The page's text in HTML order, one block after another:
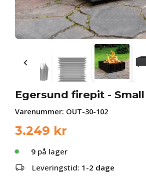
Egersund firepit - Small
Varenummer: OUT-30-102
3.249 kr
9 på lager
Leveringstid: 1-2 dage